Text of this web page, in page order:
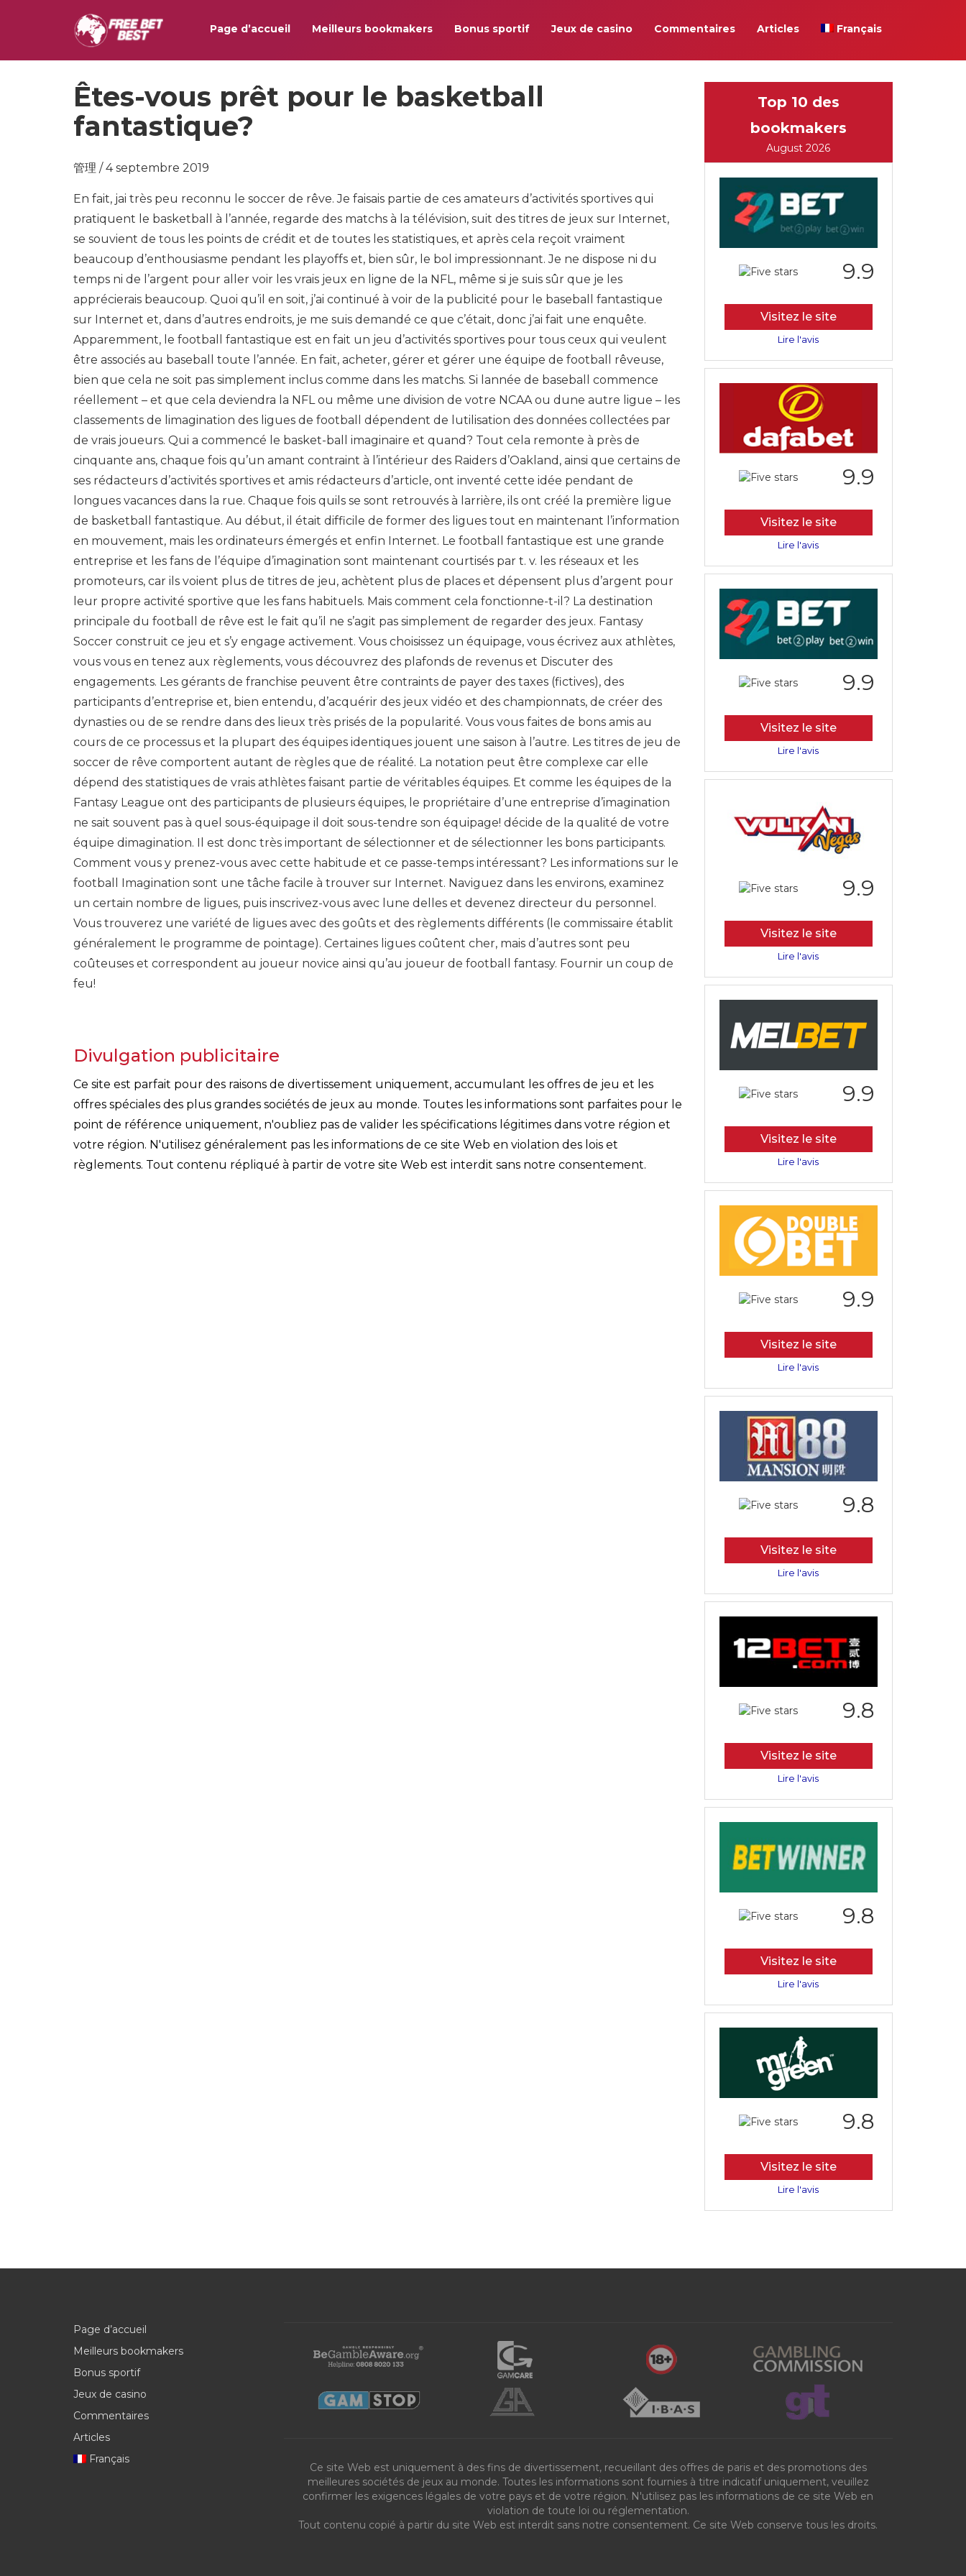
Page d’accueil Meilleurs bookmakers Bonus sportif Jeux de casino Commentaires Articles Français
Êtes-vous prêt pour le basketball
fantastique?
管理 / 4 septembre 2019
En fait, jai très peu reconnu le soccer de rêve. Je faisais partie de ces amateurs d’activités sportives qui
pratiquent le basketball à l’année, regarde des matchs à la télévision, suit des titres de jeux sur Internet,
se souvient de tous les points de crédit et de toutes les statistiques, et après cela reçoit vraiment
beaucoup d’enthousiasme pendant les playoffs et, bien sûr, le bol impressionnant. Je ne dispose ni du
temps ni de l’argent pour aller voir les vrais jeux en ligne de la NFL, même si je suis sûr que je les
apprécierais beaucoup. Quoi qu’il en soit, j’ai continué à voir de la publicité pour le baseball fantastique
sur Internet et, dans d’autres endroits, je me suis demandé ce que c’était, donc j’ai fait une enquête.
Apparemment, le football fantastique est en fait un jeu d’activités sportives pour tous ceux qui veulent
être associés au baseball toute l’année. En fait, acheter, gérer et gérer une équipe de football rêveuse,
bien que cela ne soit pas simplement inclus comme dans les matchs. Si lannée de baseball commence
réellement – et que cela deviendra la NFL ou même une division de votre NCAA ou dune autre ligue – les
classements de limagination des ligues de football dépendent de lutilisation des données collectées par
de vrais joueurs. Qui a commencé le basket-ball imaginaire et quand? Tout cela remonte à près de
cinquante ans, chaque fois qu’un amant contraint à l’intérieur des Raiders d’Oakland, ainsi que certains de
ses rédacteurs d’activités sportives et amis rédacteurs d’article, ont inventé cette idée pendant de
longues vacances dans la rue. Chaque fois quils se sont retrouvés à larrière, ils ont créé la première ligue
de basketball fantastique. Au début, il était difficile de former des ligues tout en maintenant l’information
en mouvement, mais les ordinateurs émergés et enfin Internet. Le football fantastique est une grande
entreprise et les fans de l’équipe d’imagination sont maintenant courtisés par t. v. les réseaux et les
promoteurs, car ils voient plus de titres de jeu, achètent plus de places et dépensent plus d’argent pour
leur propre activité sportive que les fans habituels. Mais comment cela fonctionne-t-il? La destination
principale du football de rêve est le fait qu’il ne s’agit pas simplement de regarder des jeux. Fantasy
Soccer construit ce jeu et s’y engage activement. Vous choisissez un équipage, vous écrivez aux athlètes,
vous vous en tenez aux règlements, vous découvrez des plafonds de revenus et Discuter des
engagements. Les gérants de franchise peuvent être contraints de payer des taxes (fictives), des
participants d’entreprise et, bien entendu, d’acquérir des jeux vidéo et des championnats, de créer des
dynasties ou de se rendre dans des lieux très prisés de la popularité. Vous vous faites de bons amis au
cours de ce processus et la plupart des équipes identiques jouent une saison à l’autre. Les titres de jeu de
soccer de rêve comportent autant de règles que de réalité. La notation peut être complexe car elle
dépend des statistiques de vrais athlètes faisant partie de véritables équipes. Et comme les équipes de la
Fantasy League ont des participants de plusieurs équipes, le propriétaire d’une entreprise d’imagination
ne sait souvent pas à quel sous-équipage il doit sous-tendre son équipage! décide de la qualité de votre
équipe dimagination. Il est donc très important de sélectionner et de sélectionner les bons participants.
Comment vous y prenez-vous avec cette habitude et ce passe-temps intéressant? Les informations sur le
football Imagination sont une tâche facile à trouver sur Internet. Naviguez dans les environs, examinez
un certain nombre de ligues, puis inscrivez-vous avec lune delles et devenez directeur du personnel.
Vous trouverez une variété de ligues avec des goûts et des règlements différents (le commissaire établit
généralement le programme de pointage). Certaines ligues coûtent cher, mais d’autres sont peu
coûteuses et correspondent au joueur novice ainsi qu’au joueur de football fantasy. Fournir un coup de
feu!
Divulgation publicitaire
Ce site est parfait pour des raisons de divertissement uniquement, accumulant les offres de jeu et les
offres spéciales des plus grandes sociétés de jeux au monde. Toutes les informations sont parfaites pour le
point de référence uniquement, n'oubliez pas de valider les spécifications légitimes dans votre région et
votre région. N'utilisez généralement pas les informations de ce site Web en violation des lois et
règlements. Tout contenu répliqué à partir de votre site Web est interdit sans notre consentement.
Top 10 des
bookmakers
August 2026
9.9
Visitez le site
Lire l'avis
9.9
Visitez le site
Lire l'avis
9.9
Visitez le site
Lire l'avis
9.9
Visitez le site
Lire l'avis
9.9
Visitez le site
Lire l'avis
9.9
Visitez le site
Lire l'avis
9.8
Visitez le site
Lire l'avis
9.8
Visitez le site
Lire l'avis
9.8
Visitez le site
Lire l'avis
9.8
Visitez le site
Lire l'avis
Page d’accueil
Meilleurs bookmakers
Bonus sportif
Jeux de casino
Commentaires
Articles
Français
Ce site Web est uniquement à des fins de divertissement, recueillant des offres de paris et des promotions des
meilleures sociétés de jeux au monde. Toutes les informations sont fournies à titre indicatif uniquement, veuillez
confirmer les exigences légales de votre pays et de votre région. N'utilisez pas les informations de ce site Web en
violation de toute loi ou réglementation.
Tout contenu copié à partir du site Web est interdit sans notre consentement. Ce site Web conserve tous les droits.